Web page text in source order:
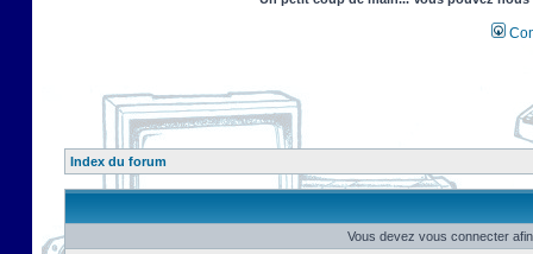
Index du forum
Vous devez vous connecter